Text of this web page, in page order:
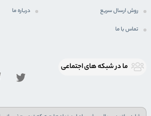
روش ارسال سریع درباره ما
تماس با ما
ما در شبكه های اجتماعی